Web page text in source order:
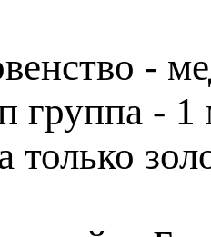
-
группа - 1
только